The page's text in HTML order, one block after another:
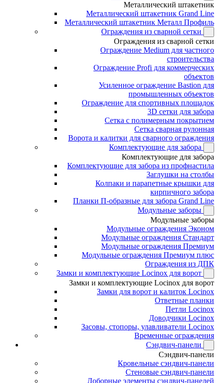
Металлический штакетник
Металлический штакетник Grand Line
Металлический штакетник Металл Профиль
Ограждения из сварной сетки
Ограждения из сварной сетки
Ограждение Medium для частного
строительства
Ограждение Profi для коммерческих
объектов
Усиленное ограждение Bastion для
промышленных объектов
Ограждение для спортивных площадок
3D сетки для забора
Сетка с полимерным покрытием
Сетка сварная рулонная
Ворота и калитки для сварного ограждения
Комплектующие для забора
Комплектующие для забора
Комплектующие для забора из профнастила
Заглушки на столбы
Колпаки и парапетные крышки для
кирпичного забора
Планки П-образные для забора Grand Line
Модульные заборы
Модульные заборы
Модульные ограждения Эконом
Модульные ограждения Стандарт
Модульные ограждения Премиум
Модульные ограждения Премиум плюс
Ограждения из ДПК
Замки и комплектующие Locinox для ворот
Замки и комплектующие Locinox для ворот
Замки для ворот и калиток Locinox
Ответные планки
Петли Locinox
Доводчики Locinox
Засовы, стопоры, улавливатели Locinox
Временные ограждения
Сэндвич-панели
Сэндвич-панели
Кровельные сэндвич-панели
Стеновые сэндвич-панели
Доборные элементы сэндвич-панелей